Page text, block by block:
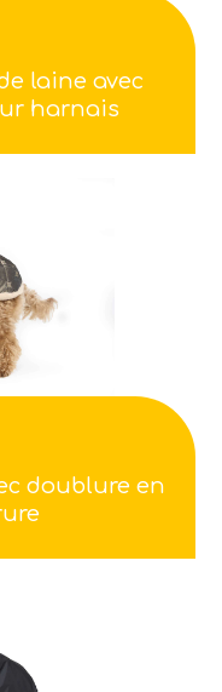
laine avec
harnais
doublure en